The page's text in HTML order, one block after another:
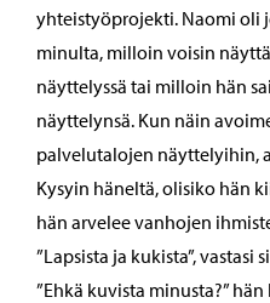
yhteistyöprojekti. Naomi oli
minulta, milloin voisin
näyttelyssä tai milloin hän
näyttelynsä. Kun näin
palvelutalojen näyttelyihin,
Kysyin häneltä, olisiko hän
hän arvelee vanhojen
”Lapsista ja kukista”,
”Ehkä kuvista minusta?”